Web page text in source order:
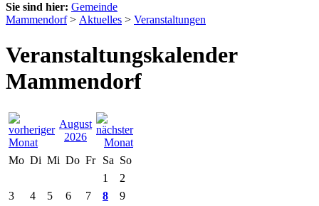
Sie sind hier: Gemeinde
Mammendorf> Aktuelles > Veranstaltungen
Veranstaltungskalender
Mammendorf
August
2026
Mo Di Mi Do Fr Sa So
1
2
3
4 5 6 7 8
9